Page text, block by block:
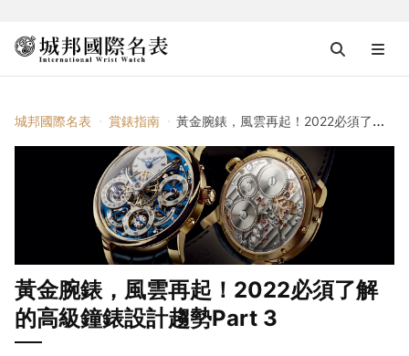
城邦國際名表 賞錶指南 黃金腕錶，風雲再起！2022必須了解的高級鐘錶設計趨勢Part 3
黃金腕錶，風雲再起！2022必須了解
的高級鐘錶設計趨勢Part 3